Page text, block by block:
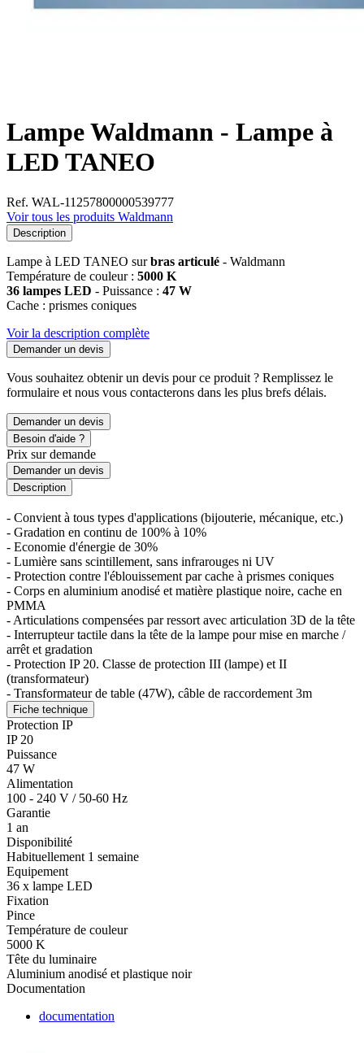
Lampe Waldmann - Lampe à
LED TANEO
Ref. WAL-11257800000539777
Voir tous les produits Waldmann
Description
Lampe à LED TANEO surbras articulé - Waldmann
Température de couleur : 5000 K
36 lampes LED - Puissance : 47 W
Cache : prismes coniques
Voir la description complète
Demander un devis
Vous souhaitez obtenir un devis pour ce produit ? Remplissez le
formulaire et nous vous contacterons dans les plus brefs délais.
Demander un devis
Besoin d'aide ?
Prix sur demande
Demander un devis
Description
- Convient à tous types d'applications (bijouterie, mécanique, etc.)
- Gradation en continu de 100% à 10%
- Economie d'énergie de 30%
- Lumière sans scintillement, sans infrarouges ni UV
- Protection contre l'éblouissement par cache à prismes coniques
- Corps en aluminium anodisé et matière plastique noire, cache en
PMMA
- Articulations compensées par ressort avec articulation 3D de la tête
- Interrupteur tactile dans la tête de la lampe pour mise en marche /
arrêt et gradation
- Protection IP 20. Classe de protection III (lampe) et II
(transformateur)
- Transformateur de table (47W), câble de raccordement 3m
Fiche technique
Protection IP
IP 20
Puissance
47 W
Alimentation
100 - 240 V / 50-60 Hz
Garantie
1 an
Disponibilité
Habituellement 1 semaine
Equipement
36 x lampe LED
Fixation
Pince
Température de couleur
5000 K
Tête du luminaire
Aluminium anodisé et plastique noir
Documentation
documentation